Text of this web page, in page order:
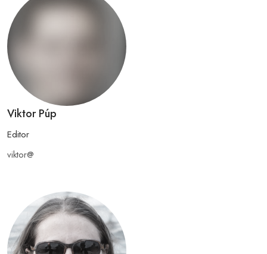
Viktor Púp
Editor
viktor@